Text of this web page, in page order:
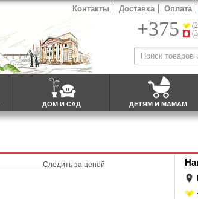
ДОМ И САД ДЕТЯМ И МАМАМ
Контакты Доставка Оплата
+375
Следить за ценой